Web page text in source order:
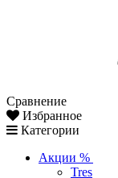
Сравнение
Избранное
Категории
Акции %
Tres